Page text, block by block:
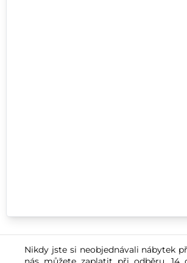
Nikdy jste si neobjednávali nábytek